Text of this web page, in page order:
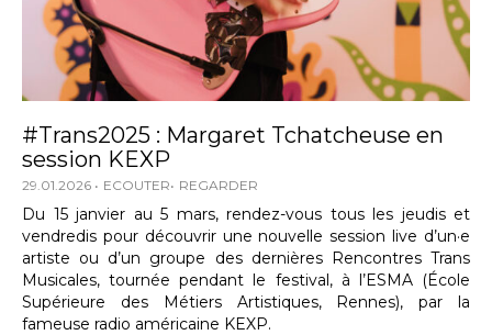
#Trans2025 : Margaret Tchatcheuse en
session KEXP
29.01.2026 ECOUTER REGARDER
Du 15 janvier au 5 mars, rendez-vous tous les jeudis et
vendredis pour découvrir une nouvelle session live d’un·e
artiste ou d’un groupe des dernières Rencontres Trans
Musicales, tournée pendant le festival, à l’ESMA (École
Supérieure des Métiers Artistiques, Rennes), par la
fameuse radio américaine KEXP.